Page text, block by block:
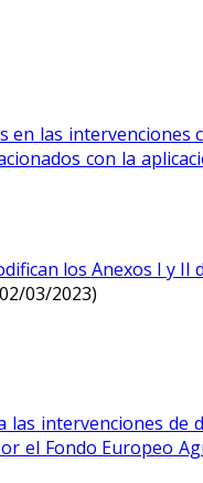
las intervenciones
con la
los Anexos I y II
03/2023)
las intervenciones
el Fondo Europeo